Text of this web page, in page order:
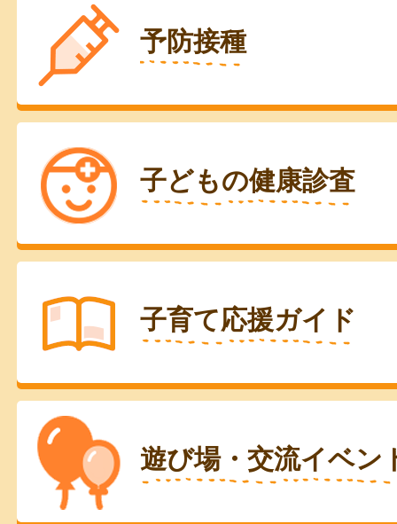
予防接種
子どもの健康診査
子育て応援ガイド
遊び場・交流イベン